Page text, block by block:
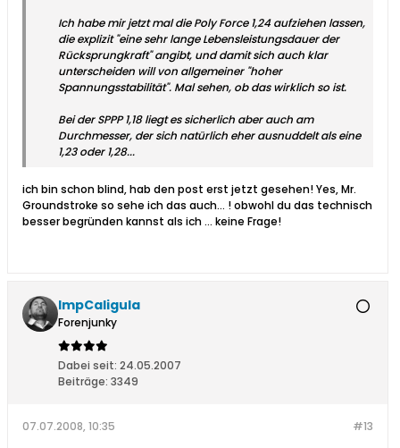
Ich habe mir jetzt mal die Poly Force 1,24 aufziehen lassen,
die explizit "eine sehr lange Lebensleistungsdauer der
Rücksprungkraft" angibt, und damit sich auch klar
unterscheiden will von allgemeiner "hoher
Spannungsstabilität". Mal sehen, ob das wirklich so ist.
Bei der SPPP 1,18 liegt es sicherlich aber auch am
Durchmesser, der sich natürlich eher ausnuddelt als eine
1,23 oder 1,28...
ich bin schon blind, hab den post erst jetzt gesehen! Yes, Mr.
Groundstroke so sehe ich das auch... ! obwohl du das technisch
besser begründen kannst als ich ... keine Frage!
ImpCaligula
Forenjunky
Dabei seit: 24.05.2007
Beiträge: 3349
#13
07.07.2008, 10:35